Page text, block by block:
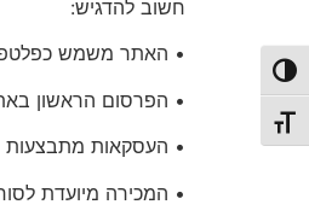
הפעל/כבה ניגודיות גבוהה
מתג גודל גופן
חשוב להדגיש:
• האתר משמש
• הפרסום הראשון
• העסקאות מתבצעות
• המכירה מיועדת